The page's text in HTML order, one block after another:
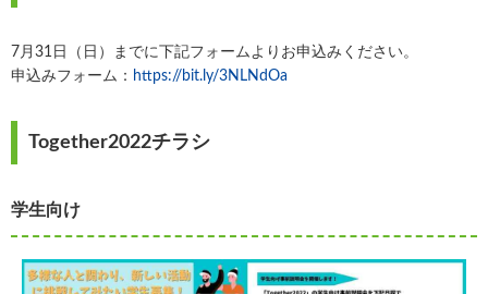
7月31日（日）までに下記フォームよりお申込みください。
申込みフォーム： https://bit.ly/3NLNdOa
Together2022チラシ
学生向け